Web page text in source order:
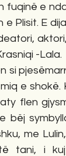
fuqinë e
e Plisit. E
-Lala.
si
e
flen
bëj
me
tani, i